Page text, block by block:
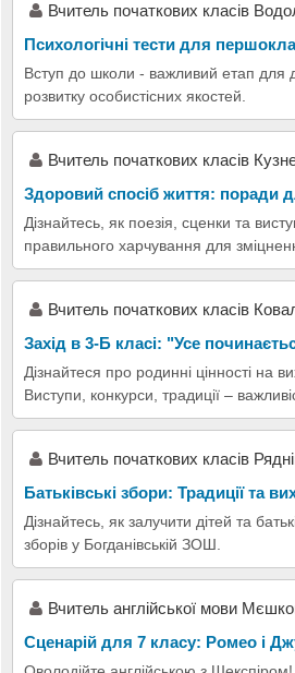
Вчитель початкових класів
Психологічні тести для
Вступ до школи - важливий етап для
розвитку особистісних якостей.
Вчитель початкових класів
Здоровий спосіб життя: поради
Дізнайтесь, як поезія, сценки та
правильного харчування для
Вчитель початкових класів
Захід в 3-Б класі: "Усе
Дізнайтеся про родинні цінності на
Виступи, конкурси, традиції –
Вчитель початкових класів
Батьківські збори: Традиції та
Дізнайтесь, як залучити дітей та
зборів у Богданівській ЗОШ.
Вчитель англійської мови
Сценарій для 7 класу: Ромео і